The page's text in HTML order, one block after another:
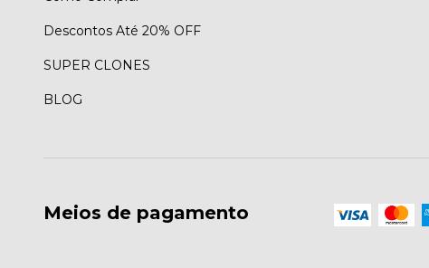
Descontos Até 20% OFF
SUPER CLONES
BLOG
Meios de pagamento